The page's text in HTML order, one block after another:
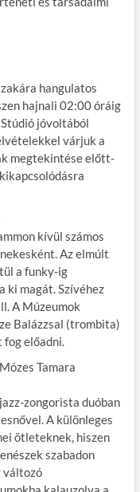
hangulatos
hajnali 02:00 óráig
jóvoltából
várjuk a
megtekintése előtt-
kívül számos
Az elmúlt
a funky-ig
ki magát. Szívéhez
A Múzeumok
Balázzsal (trombita)
előadni.
Tamara
zongorista duóban
A különleges
ötleteknek, hiszen
szabadon
változó